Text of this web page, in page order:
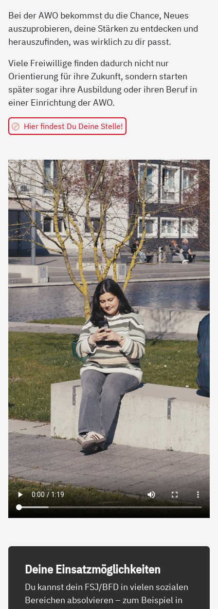
Bei der AWO bekommst du die Chance, Neues
auszuprobieren, deine Stärken zu entdecken und
herauszufinden, was wirklich zu dir passt.
Viele Freiwillige finden dadurch nicht nur
Orientierung für ihre Zukunft, sondern starten
später sogar ihre Ausbildung oder ihren Beruf in
einer Einrichtung der AWO.
Hier findest Du Deine Stelle!
Dei­ne Ein­satz­mög­lich­kei­ten
Du kannst dein FSJ/BFD in vielen sozialen
Bereichen absolvieren – zum Beispiel in